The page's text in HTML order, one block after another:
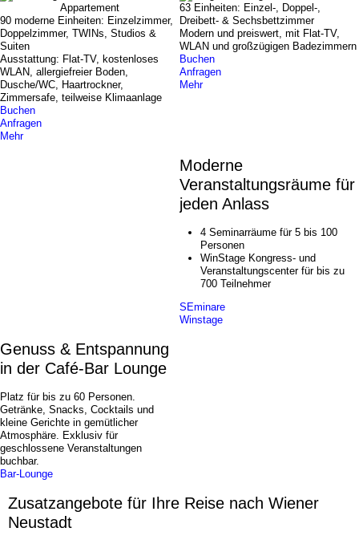
90 moderne Einheiten: Einzelzimmer,
Doppelzimmer, TWINs, Studios &
Suiten
Ausstattung: Flat-TV, kostenloses
WLAN, allergiefreier Boden,
Dusche/WC, Haartrockner,
Zimmersafe, teilweise Klimaanlage
Buchen
Anfragen
Mehr
63 Einheiten: Einzel-, Doppel-,
Dreibett- & Sechsbettzimmer
Modern und preiswert, mit Flat-TV,
WLAN und großzügigen Badezimmern
Buchen
Anfragen
Mehr
Moderne
Veranstaltungsräume für
jeden Anlass
4 Seminarräume für 5 bis 100
Personen
WinStage Kongress- und
Veranstaltungscenter für bis zu
700 Teilnehmer
SEminare
Winstage
Genuss & Entspannung
in der Café-Bar Lounge
Platz für bis zu 60 Personen.
Getränke, Snacks, Cocktails und
kleine Gerichte in gemütlicher
Atmosphäre. Exklusiv für
geschlossene Veranstaltungen
buchbar.
Bar-Lounge
Zusatzangebote für Ihre Reise nach Wiener
Neustadt